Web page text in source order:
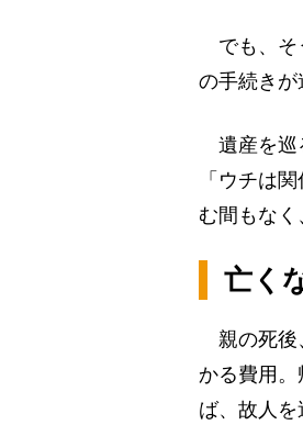
でも、そ
の手続きが
遺産を巡
「ウチは
む間もな
亡く
親の死後
かる費用
ば、故人を